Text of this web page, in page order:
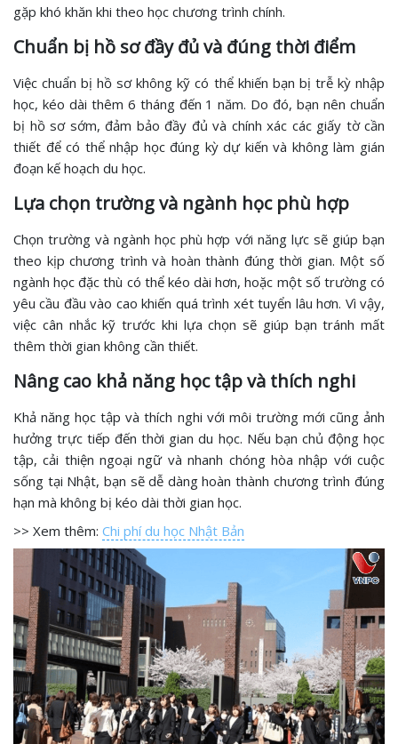
gặp khó khăn khi theo học chương trình chính.
Chuẩn bị hồ sơ đầy đủ và đúng thời điểm
Việc chuẩn bị hồ sơ không kỹ có thể khiến bạn bị trễ kỳ nhập
học, kéo dài thêm 6 tháng đến 1 năm. Do đó, bạn nên chuẩn
bị hồ sơ sớm, đảm bảo đầy đủ và chính xác các giấy tờ cần
thiết để có thể nhập học đúng kỳ dự kiến và không làm gián
đoạn kế hoạch du học.
Lựa chọn trường và ngành học phù hợp
Chọn trường và ngành học phù hợp với năng lực sẽ giúp bạn
theo kịp chương trình và hoàn thành đúng thời gian. Một số
ngành học đặc thù có thể kéo dài hơn, hoặc một số trường có
yêu cầu đầu vào cao khiến quá trình xét tuyển lâu hơn. Vì vậy,
việc cân nhắc kỹ trước khi lựa chọn sẽ giúp bạn tránh mất
thêm thời gian không cần thiết.
Nâng cao khả năng học tập và thích nghi
Khả năng học tập và thích nghi với môi trường mới cũng ảnh
hưởng trực tiếp đến thời gian du học. Nếu bạn chủ động học
tập, cải thiện ngoại ngữ và nhanh chóng hòa nhập với cuộc
sống tại Nhật, bạn sẽ dễ dàng hoàn thành chương trình đúng
hạn mà không bị kéo dài thời gian học.
>> Xem thêm: Chi phí du học Nhật Bản